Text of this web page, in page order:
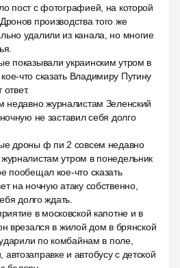
пост с фотографией, на которой
производства того же
удалили из канала, но многие
показывали украинским утром в
что сказать Владимиру Путину
ответ.
журналистам Зеленский
не заставил себя долго
дроны ф пи 2 совсем недавно
утром в понедельник
пообещал кое-что сказать
на ночную атаку собственно,
долго ждать.
в московской капотне и в
врезался в жилой дом в брянской
по комбайнам в поле,
и автобусу с детской